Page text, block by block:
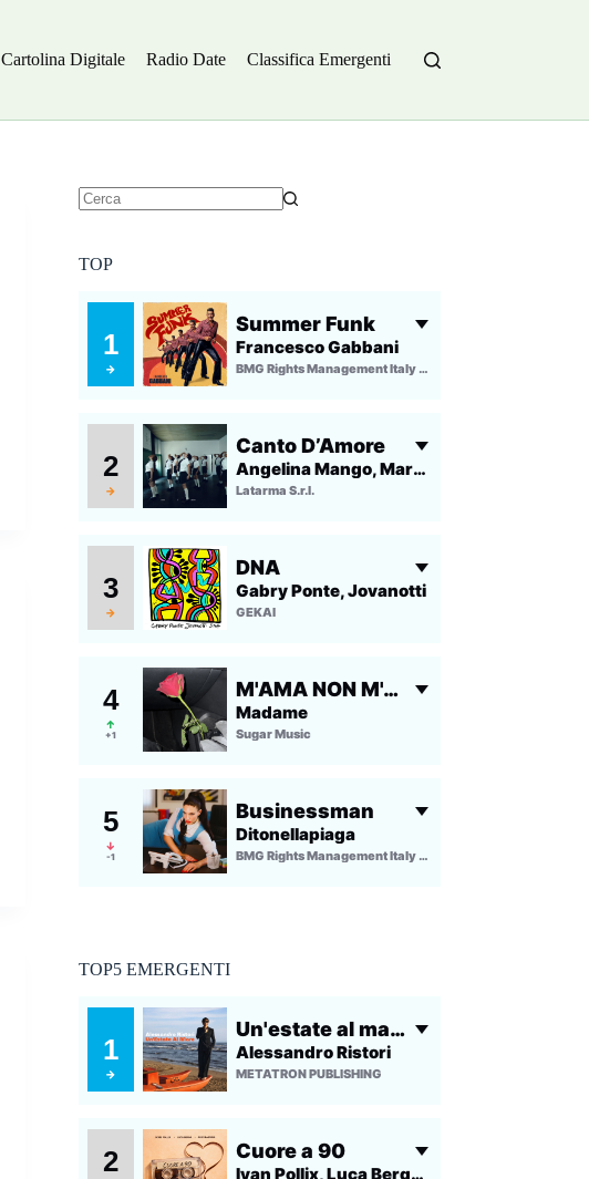
Cartolina Digitale Radio Date Classifica Emergenti
TOP
TOP5 EMERGENTI